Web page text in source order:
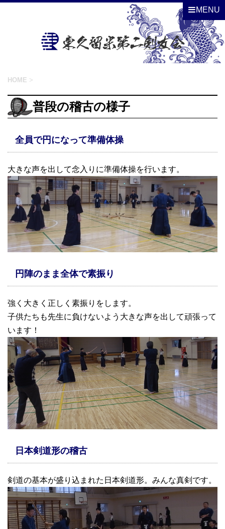
MENU
HOME >
普段の稽古の様子
全員で円になって準備体操
大きな声を出して念入りに準備体操を行います。
円陣のまま全体で素振り
強く大きく正しく素振りをします。
子供たちも先生に負けないよう大きな声を出して頑張って
います！
日本剣道形の稽古
剣道の基本が盛り込まれた日本剣道形。みんな真剣です。